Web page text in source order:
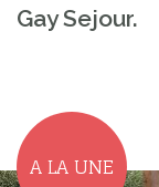
Gay Sejour.
A LA UNE